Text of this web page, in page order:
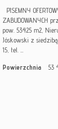
PISEMNY
ZABUDOWANYCH
pow. 53425 m2,
Jóskowski z
15, tel. ...
Powierzchnia 53